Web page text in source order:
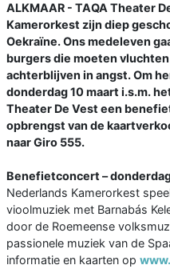
ALKMAAR - TAQA Theater
Kamerorkest zijn diep
Oekraïne. Ons medeleven
burgers die moeten
achterblijven in angst. Om
donderdag 10 maart i.s.m.
Theater De Vest een
opbrengst van de
naar Giro 555.
Benefietconcert –
Nederlands Kamerorkest
vioolmuziek met Barnabás
door de Roemeense
passionele muziek van de
informatie en kaarten op